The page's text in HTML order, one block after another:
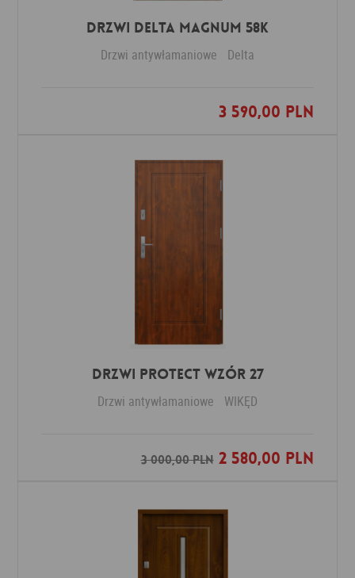
Drzwi Delta MAGNUM 58K
Drzwi antywłamaniowe Delta
3 590,00 PLN
Dodaj do ulubionych
Drzwi Protect wzór 27
Drzwi antywłamaniowe WIKĘD
3 000,00 PLN2 580,00 PLN
Dodaj do ulubionych